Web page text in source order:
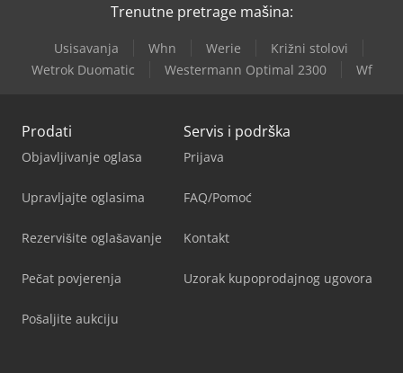
Trenutne pretrage mašina:
Usisavanja Whn Werie
Križni stolovi
Wetrok Duomatic
Westermann Optimal 2300 Wf
Prodati
Objavljivanje oglasa
Upravljajte oglasima
Rezervišite oglašavanje
Pečat povjerenja
Pošaljite aukciju
Servis i podrška
Prijava
FAQ/Pomoć
Kontakt
Uzorak kupoprodajnog ugovora